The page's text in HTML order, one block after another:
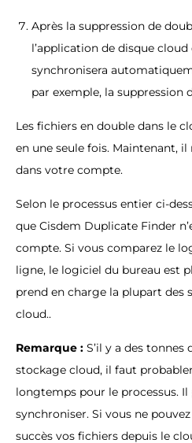
Après la suppression de
l’application de disque
synchronisera
par exemple, la suppression
Les fichiers en double dans le
en une seule fois. Maintenant, il
dans votre compte.
Selon le processus entier ci-
que Cisdem Duplicate Finder
compte. Si vous comparez le
ligne, le logiciel du bureau est
prend en charge la plupart des
cloud..
Remarque : S’il y a des
stockage cloud, il faut
longtemps pour le processus.
synchroniser. Si vous ne
succès vos fichiers depuis le